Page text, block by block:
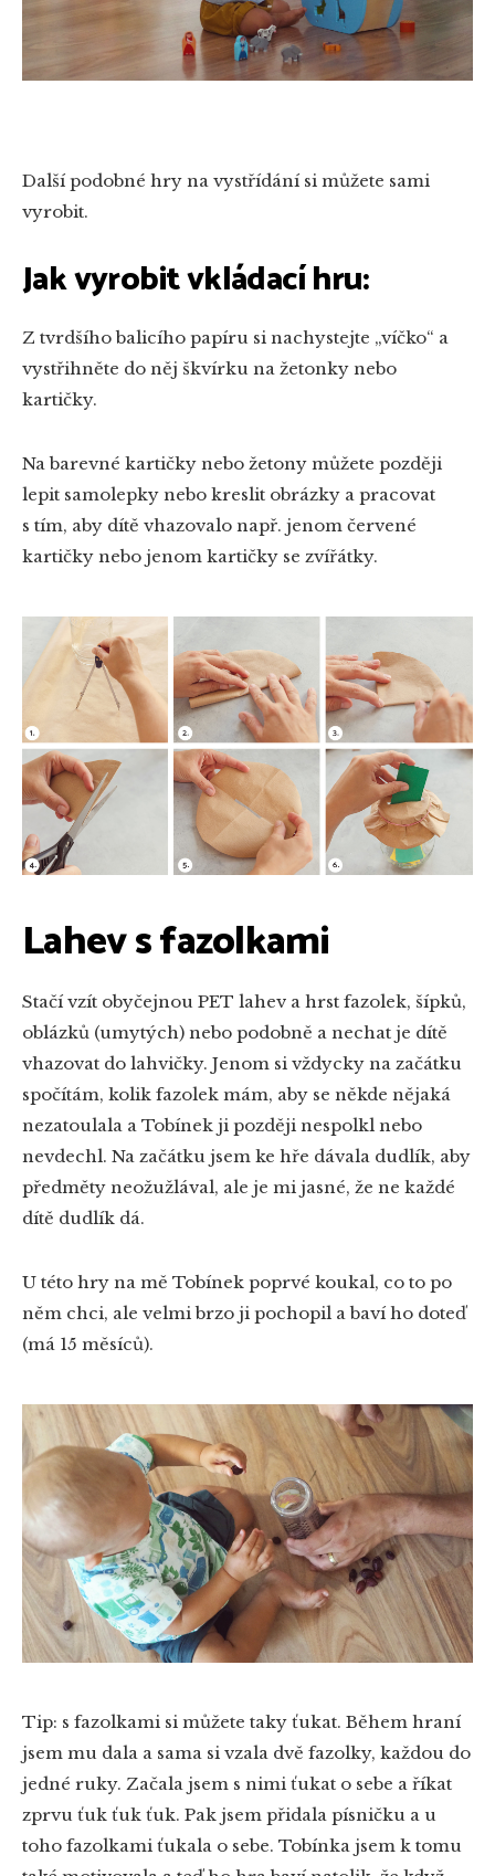
Další podobné hry na vystřídání si můžete sami
vyrobit.
Jak vyrobit vkládací hru:
Z tvrdšího balicího papíru si nachystejte „víčko“ a
vystřihněte do něj škvírku na žetonky nebo
kartičky.
Na barevné kartičky nebo žetony můžete později
lepit samolepky nebo kreslit obrázky a pracovat
s tím, aby dítě vhazovalo např. jenom červené
kartičky nebo jenom kartičky se zvířátky.
Lahev s fazolkami
Stačí vzít obyčejnou PET lahev a hrst fazolek, šípků,
oblázků (umytých) nebo podobně a nechat je dítě
vhazovat do lahvičky. Jenom si vždycky na začátku
spočítám, kolik fazolek mám, aby se někde nějaká
nezatoulala a Tobínek ji později nespolkl nebo
nevdechl. Na začátku jsem ke hře dávala dudlík, aby
předměty neožužlával, ale je mi jasné, že ne každé
dítě dudlík dá.
U této hry na mě Tobínek poprvé koukal, co to po
něm chci, ale velmi brzo ji pochopil a baví ho doteď
(má 15 měsíců).
Tip: s fazolkami si můžete taky ťukat. Během hraní
jsem mu dala a sama si vzala dvě fazolky, každou do
jedné ruky. Začala jsem s nimi ťukat o sebe a říkat
zprvu ťuk ťuk ťuk. Pak jsem přidala písničku a u
toho fazolkami ťukala o sebe. Tobínka jsem k tomu